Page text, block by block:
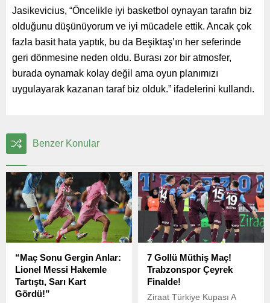
Jasikevicius, “Öncelikle iyi basketbol oynayan tarafın biz
olduğunu düşünüyorum ve iyi mücadele ettik. Ancak çok
fazla basit hata yaptık, bu da Beşiktaş’ın her seferinde
geri dönmesine neden oldu. Burası zor bir atmosfer,
burada oynamak kolay değil ama oyun planımızı
uygulayarak kazanan taraf biz olduk.” ifadelerini kullandı.
Benzer Konular
“Maç Sonu Gergin Anlar:
Lionel Messi Hakemle
Tartıştı, Sarı Kart
Gördü!”
7 Gollü Müthiş Maç!
Trabzonspor Çeyrek
Finalde!
Ziraat Türkiye Kupası A